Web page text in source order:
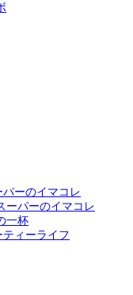
ーのイマコレ
ーパーのイマコレ
一杯
ィーライフ